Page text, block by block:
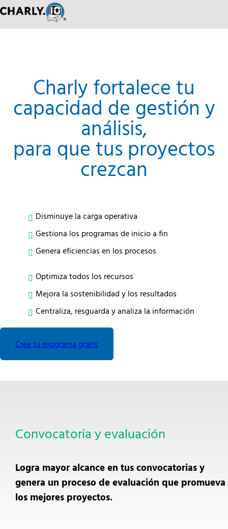
Charly fortalece tu
capacidad de gestión y
análisis,
para que tus proyectos
crezcan
Disminuye la carga operativa
Gestiona los programas de inicio a fin
Genera eficiencias en los procesos
Optimiza todos los recursos
Mejora la sostenibilidad y los resultados
Centraliza, resguarda y analiza la información
Crea tu programa gratis
Convocatoria y evaluación
Logra mayor alcance en tus convocatorias y
genera un proceso de evaluación que promueva
los mejores proyectos.